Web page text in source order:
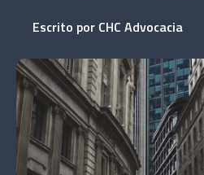
Escrito por CHC Advocacia